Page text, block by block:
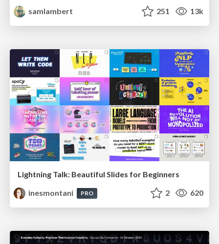
samlambert
251 13k
Lightning Talk: Beautiful Slides for Beginners
inesmontani
PRO 2 620